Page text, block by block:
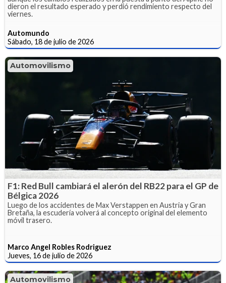
dieron el resultado esperado y perdió rendimiento respecto del
viernes.
Automundo
Sábado, 18 de julio de 2026
Automovilismo
F1: Red Bull cambiará el alerón del RB22 para el GP de
Bélgica 2026
Luego de los accidentes de Max Verstappen en Austria y Gran
Bretaña, la escudería volverá al concepto original del elemento
móvil trasero.
Marco Angel Robles Rodriguez
Jueves, 16 de julio de 2026
Automovilismo